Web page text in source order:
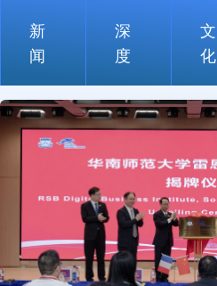
新
闻
深
度
文
化